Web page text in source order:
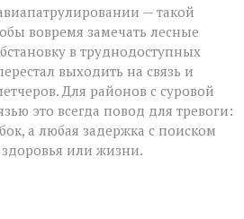
— такой
вовремя замечать лесные
в труднодоступных
выходить на связь и
Для районов с суровой
это всегда повод для тревоги:
а любая задержка с поиском
или жизни.